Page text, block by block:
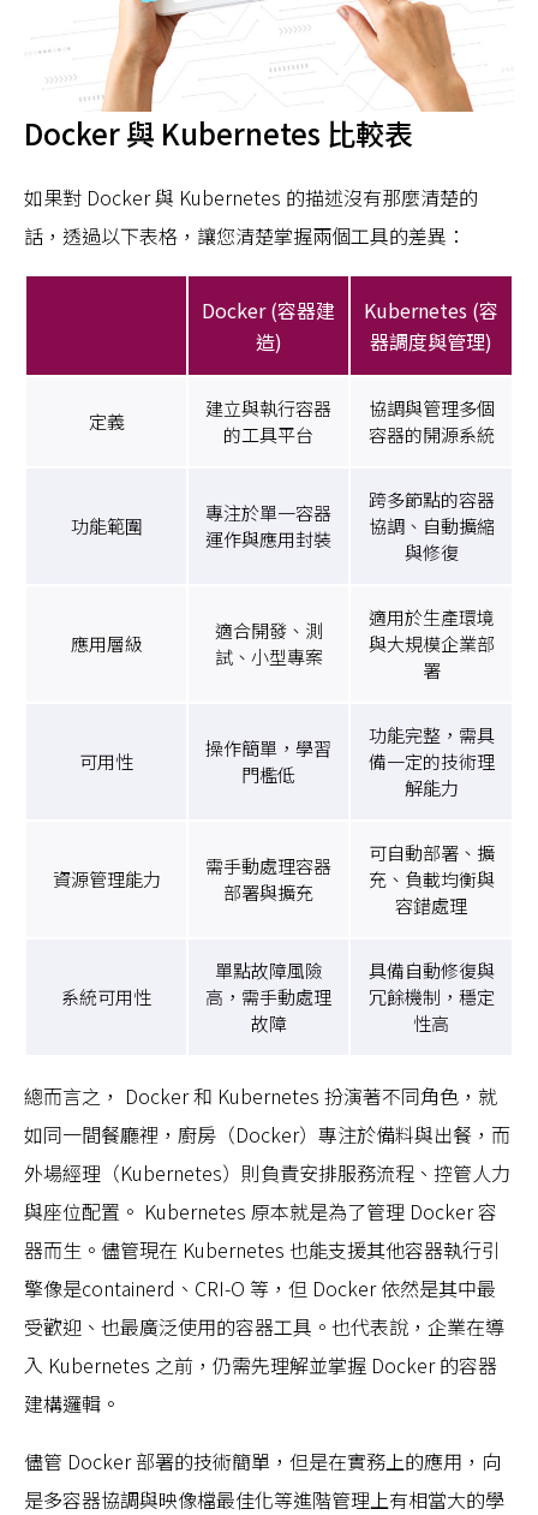
Docker 與 Kubernetes 比較表
如果對 Docker 與 Kubernetes 的描述沒有那麼清楚的
話，透過以下表格，讓您清楚掌握兩個工具的差異：
Docker (容器建
造)
Kubernetes (容
器調度與管理)
定義
建立與執行容器
的工具平台
協調與管理多個
容器的開源系統
功能範圍
專注於單一容器
運作與應用封裝
跨多節點的容器
協調、自動擴縮
與修復
應用層級
適合開發、測
試、小型專案
適用於生產環境
與大規模企業部
署
可用性
操作簡單，學習
門檻低
功能完整，需具
備一定的技術理
解能力
資源管理能力
需手動處理容器
部署與擴充
可自動部署、擴
充、負載均衡與
容錯處理
系統可用性
單點故障風險
高，需手動處理
故障
具備自動修復與
冗餘機制，穩定
性高
總而言之， Docker 和 Kubernetes 扮演著不同角色，就
如同一間餐廳裡，廚房（Docker）專注於備料與出餐，而
外場經理（Kubernetes）則負責安排服務流程、控管人力
與座位配置。 Kubernetes 原本就是為了管理 Docker 容
器而生。儘管現在 Kubernetes 也能支援其他容器執行引
擎像是containerd、CRI-O 等，但 Docker 依然是其中最
受歡迎、也最廣泛使用的容器工具。也代表說，企業在導
入 Kubernetes 之前，仍需先理解並掌握 Docker 的容器
建構邏輯。
儘管 Docker 部署的技術簡單，但是在實務上的應用，向
是多容器協調與映像檔最佳化等進階管理上有相當大的學